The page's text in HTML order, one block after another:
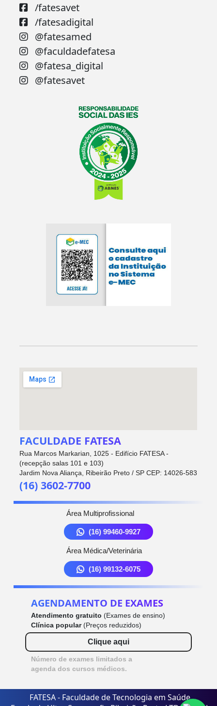
/fatesavet
/fatesadigital
@fatesamed
@faculdadefatesa
@fatesa_digital
@fatesavet
FACULDADE FATESA
Rua Marcos Markarian, 1025 - Edifício FATESA -
(recepção salas 101 e 103)
Jardim Nova Aliança, Ribeirão Preto / SP CEP: 14026-583
(16) 3602-7700
Área Multiprofissional
(16) 99460-9927
Área Médica/Veterinária
(16) 99132-6075
AGENDAMENTO DE EXAMES
Atendimento gratuito (Exames de ensino)
Clínica popular(Preços reduzidos)
Clique aqui
Número de exames limitados a
agenda dos cursos médicos.
FATESA - Faculdade de Tecnologia em Saúde